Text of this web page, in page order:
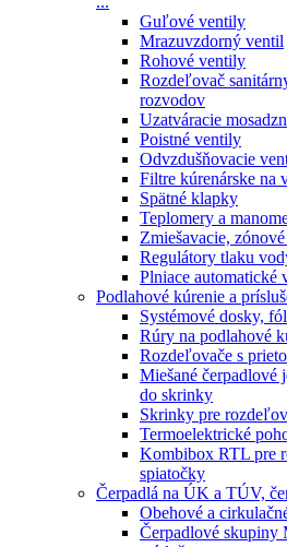
Guľové ventily
Mrazuvzdorný ventil
Rohové ventily
Rozdeľovač
rozvodov
Uzatváracie
Poistné ventily
Odvzdušňovacie
Filtre kúrenárske na
Spätné klapky
Teplomery a
Zmiešavacie,
Regulátory tlaku
Plniace automatické
Podlahové kúrenie a
Systémové dosky,
Rúry na podlahové
Rozdeľovače s
Miešané
do skrinky
Skrinky pre
Termoelektrické
Kombibox RTL pre
spiatočky
Čerpadlá na ÚK a TÚV,
Obehové a
Čerpadlové skupiny